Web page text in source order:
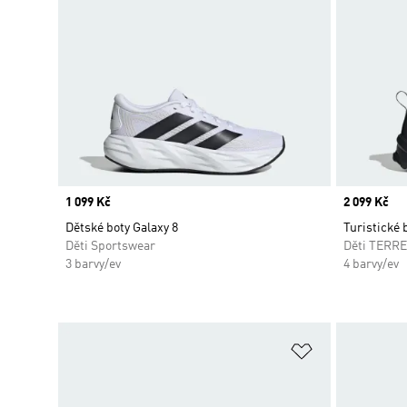
Price
1 099 Kč
Dětské boty Galaxy 8
Děti Sportswear
3 barvy/ev
Price
2 099 Kč
Turistické
Děti
4 barvy/ev